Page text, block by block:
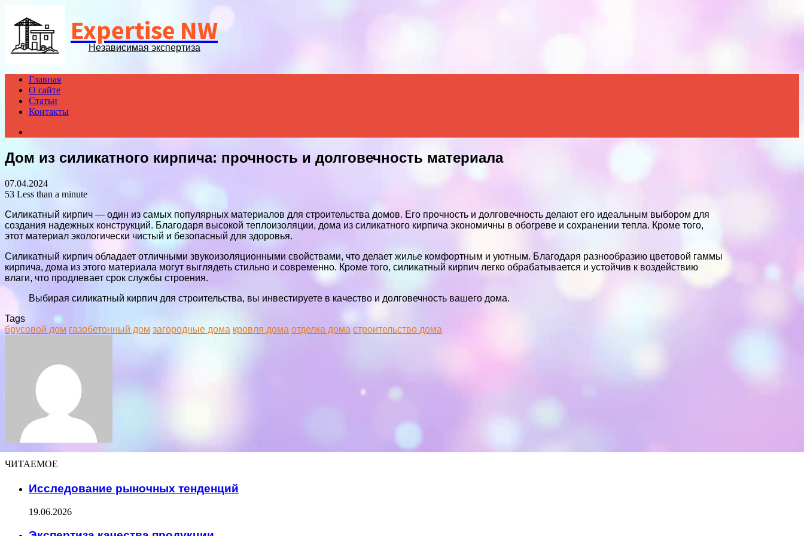
Expertise NW
Независимая экспертиза
Главная
О сайте
Статьи
Контакты
Дом из силикатного кирпича: прочность и долговечность материала
07.04.2024
53 Less than a minute
Силикатный кирпич — один из самых популярных материалов для строительства домов. Его прочность и долговечность делают его идеальным выбором для
создания надежных конструкций. Благодаря высокой теплоизоляции, дома из силикатного кирпича экономичны в обогреве и сохранении тепла. Кроме того,
этот материал экологически чистый и безопасный для здоровья.
Силикатный кирпич обладает отличными звукоизоляционными свойствами, что делает жилье комфортным и уютным. Благодаря разнообразию цветовой гаммы
кирпича, дома из этого материала могут выглядеть стильно и современно. Кроме того, силикатный кирпич легко обрабатывается и устойчив к воздействию
влаги, что продлевает срок службы строения.
Выбирая силикатный кирпич для строительства, вы инвестируете в качество и долговечность вашего дома.
Tags
брусовой дом газобетонный дом загородные дома кровля дома отделка дома строительство дома
ЧИТАЕМОЕ
Исследование рыночных тенденций
19.06.2026